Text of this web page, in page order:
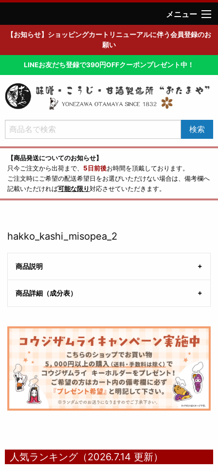
メニュー
【お知らせ】ショッピングカートリニューアルに伴う会員登録のお
願い
LINEお友だち登録で390円OFFクーポンプレゼント中！
【商品発送についてのお知らせ】
只今ご注文から出荷まで、 5日前後お時間を頂戴しております。
ご注文時にご希望の配送希望日をお選びいただけない場合は、備考欄へ
記載いただければ可能な限り対応させていただきます。
hakko_kashi_misopea_2
商品説明
商品詳細（成分表）
人気ランキング（2026.7.14 更新）